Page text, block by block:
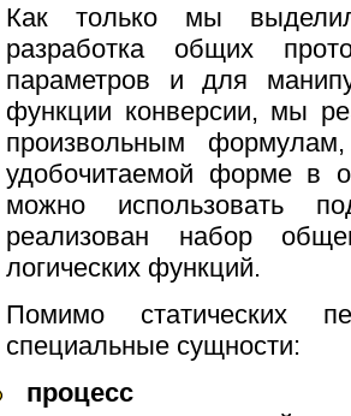
Как только мы
разработка общих
параметров и для
функции конверсии, мы
произвольным
удобочитаемой форме в
можно использовать
реализован набор
логических функций.
Помимо статических
специальные сущности:
процесс